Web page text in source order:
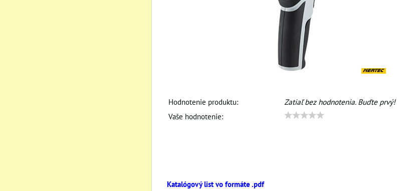
Hodnotenie produktu:
Zatiaľ bez hodnotenia. Buďte prvý!
Vaše hodnotenie:
Katalógový list vo formáte .pdf